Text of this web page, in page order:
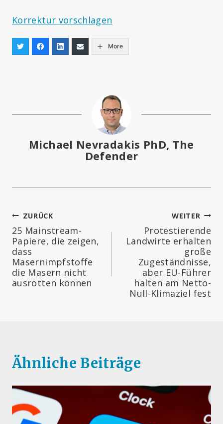
Korrektur vorschlagen
More
Michael Nevradakis PhD, The
Defender
Beitragsnavigation
ZURÜCK
25 Mainstream-
Papiere, die zeigen,
dass
Masernimpfstoffe
die Masern nicht
ausrotten können
WEITER
Protestierende
Landwirte erhalten
große
Zugeständnisse,
aber EU-Führer
halten am Netto-
Null-Klimaziel fest
Ähnliche Beiträge